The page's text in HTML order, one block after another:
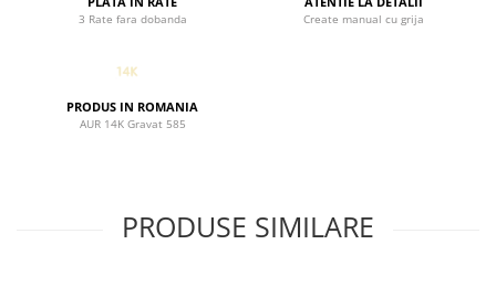
3 Rate fara dobanda Create manual cu grija
PRODUS IN ROMANIA
AUR 14K Gravat 585
PRODUSE SIMILARE